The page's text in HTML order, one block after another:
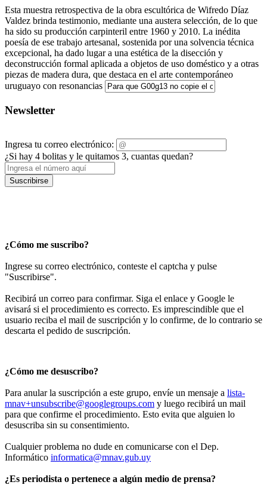
Esta muestra retrospectiva de la obra escultórica de Wifredo Díaz
Valdez brinda testimonio, mediante una austera selección, de lo que
ha sido su producción carpinteril entre 1960 y 2010. La inédita
poesía de ese trabajo artesanal, sostenida por una solvencia técnica
excepcional, ha dado lugar a una estética de la disección y
deconstrucción formal aplicada a objetos de uso doméstico y a otras
piezas de madera dura, que destaca en el arte contemporáneo
uruguayo con resonancias
Newsletter
Ingresa tu correo electrónico:
¿Si hay 4 bolitas y le quitamos 3, cuantas quedan?
Suscribirse
¿Cómo me suscribo?
Ingrese su correo electrónico, conteste el captcha y pulse
"Suscribirse".
Recibirá un correo para confirmar. Siga el enlace y Google le
avisará si el procedimiento es correcto. Es imprescindible que el
usuario reciba el mail de suscripción y lo confirme, de lo contrario se
descarta el pedido de suscripción.
¿Cómo me desuscribo?
Para anular la suscripción a este grupo, envíe un mensaje a lista-
mnav+unsubscribe@googlegroups.com y luego recibirá un mail
para que confirme el procedimiento. Esto evita que alguien lo
desuscriba sin su consentimiento.
Cualquier problema no dude en comunicarse con el Dep.
Informático informatica@mnav.gub.uy
¿Es periodista o pertenece a algún medio de prensa?